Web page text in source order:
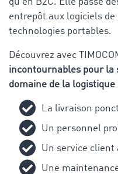
entrepôt aux logiciels
technologies portables.
Découvrez avec
incontournables pour la
domaine de la logistique
La livraison
Un personnel
Un service client
Une